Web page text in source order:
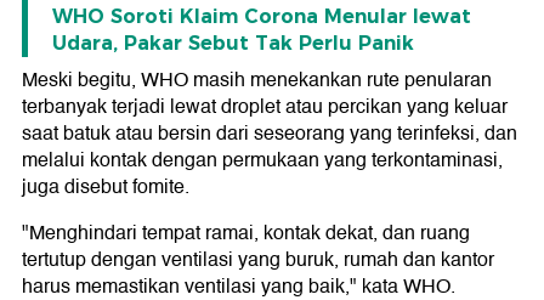
WHO Soroti Klaim Corona Menular lewat
Udara, Pakar Sebut Tak Perlu Panik
Meski begitu, WHO masih menekankan rute penularan
terbanyak terjadi lewat droplet atau percikan yang keluar
saat batuk atau bersin dari seseorang yang terinfeksi, dan
melalui kontak dengan permukaan yang terkontaminasi,
juga disebut fomite.
"Menghindari tempat ramai, kontak dekat, dan ruang
tertutup dengan ventilasi yang buruk, rumah dan kantor
harus memastikan ventilasi yang baik," kata WHO.